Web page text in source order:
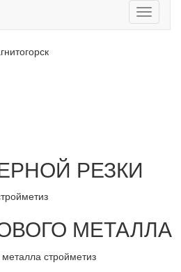
Toggle
РЕЗКИ
МЕТАЛЛА